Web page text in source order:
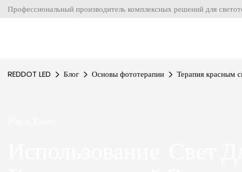
Профессиональный производитель комплексных решений для
REDDOT LED Блог Основы фототерапии Терапия красным